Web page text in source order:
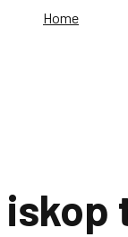
Home
iskop